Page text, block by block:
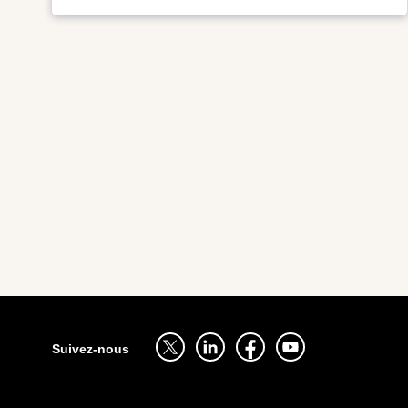
Suivez-nous
Suivez-nous sur twitter - ouverture dans un nouvel onglet
Suivez-nous sur linkedin - ouverture dans un
Suivez-nous sur facebook - ouverture
Suivez-nous sur youtube -